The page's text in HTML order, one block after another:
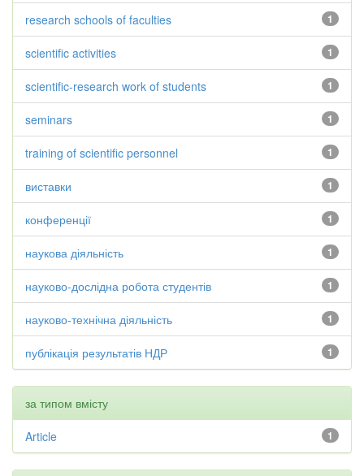
1
research schools of faculties
1
scientific activities
1
scientific-research work of students
1
seminars
1
training of scientific personnel
1
виставки
1
конференції
1
наукова діяльність
1
науково-дослідна робота студентів
1
науково-технічна діяльність
1
публікація результатів НДР
за типом вмісту
1
Article